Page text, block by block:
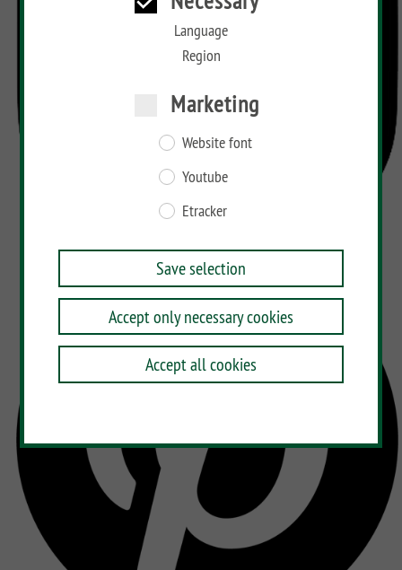
Language
Region
Marketing
Website font
Youtube
Etracker
Save selection
Accept only necessary cookies
Accept all cookies